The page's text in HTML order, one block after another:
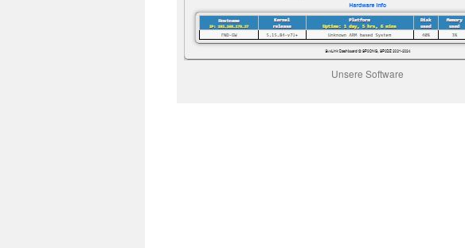
Unsere Software